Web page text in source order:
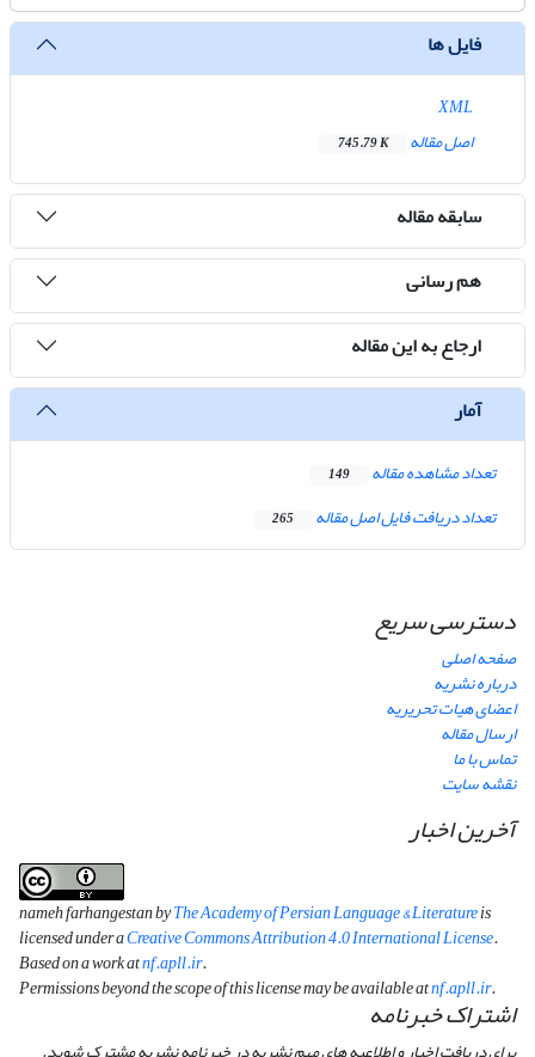
فایل ها
اصل مقاله
745.79 K
سابقه مقاله
هم رسانی
ارجاع به این مقاله
آمار
تعداد مشاهده مقاله 149
تعداد دریافت فایل اصل مقاله 265
دسترسی سریع
صفحه اصلی
درباره نشریه
اعضای هیات تحریریه
ارسال مقاله
تماس با ما
نقشه سایت
آخرین اخبار
nameh farhangestan byThe Academy of Persian Language & Literatureis
licensed under aCreative Commons Attribution 4.0 International License.
Based on a work atnf.apll.ir.
Permissions beyond the scope of this license may be available atnf.apll.ir.
اشتراک خبرنامه